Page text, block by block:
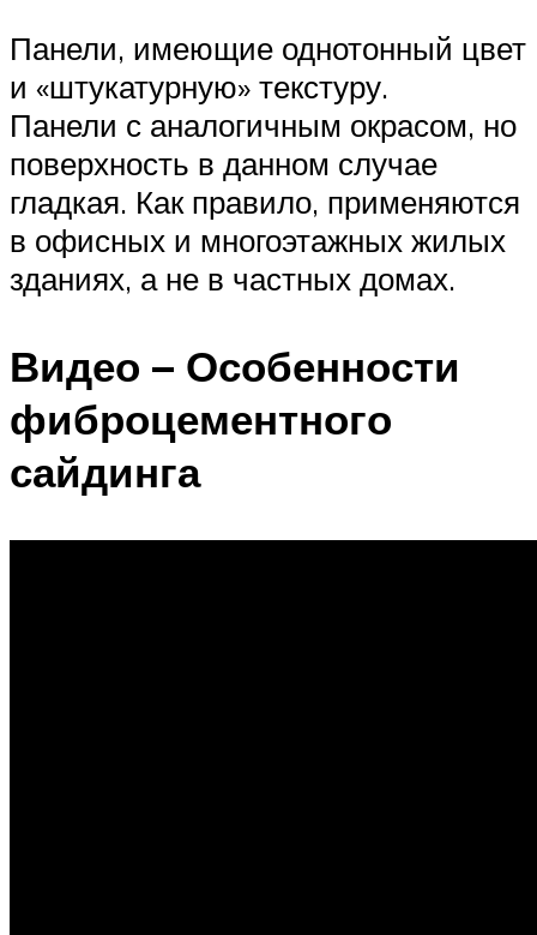
Панели, имеющие однотонный цвет
и «штукатурную» текстуру.
Панели с аналогичным окрасом, но
поверхность в данном случае
гладкая. Как правило, применяются
в офисных и многоэтажных жилых
зданиях, а не в частных домах.
Видео – Особенности
фиброцементного
сайдинга